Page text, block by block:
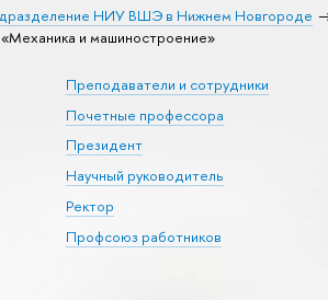
НИУ ВШЭ в Нижнем Новгороде
и машиностроение»
Преподаватели и сотрудники
Почетные профессора
Президент
Научный руководитель
Ректор
Профсоюз работников